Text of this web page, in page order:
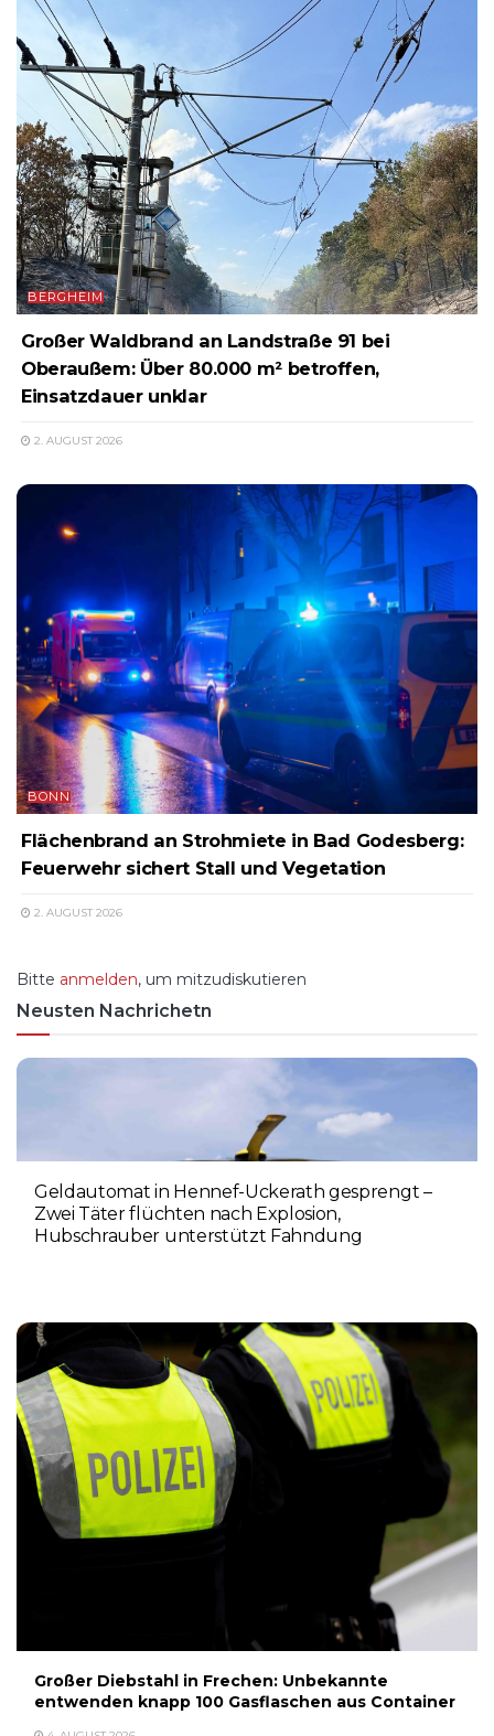
BERGHEIM
Großer Waldbrand an Landstraße 91 bei
Oberaußem: Über 80.000 m² betroffen,
Einsatzdauer unklar
2. AUGUST 2026
BONN
Flächenbrand an Strohmiete in Bad Godesberg:
Feuerwehr sichert Stall und Vegetation
2. AUGUST 2026
Bitte anmelden, um mitzudiskutieren
Neusten Nachrichetn
Geldautomat in Hennef-Uckerath gesprengt –
Zwei Täter flüchten nach Explosion,
Hubschrauber unterstützt Fahndung
Großer Diebstahl in Frechen: Unbekannte
entwenden knapp 100 Gasflaschen aus Container